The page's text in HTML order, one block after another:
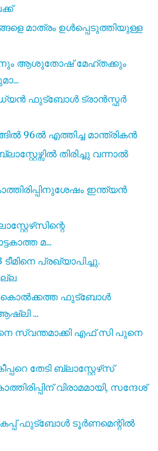
മാത്രം ഉൾപ്പെടുത്തിയുള്ള
ആശുതോഷ്‌ മേഹ്തക്കും
ഫുട്ബോൾ ട്രാൻസ്ഫർ
96ൽ എത്തിച്ച മാന്ത്രികൻ
തിരിച്ചു വന്നാൽ
ഇന്ത്യൻ
മ...
പ്രഖ്യാപിച്ചു.
കൊൽക്കത്ത ഫുട്ബോൾ
...
സ്വന്തമാക്കി എഫ് സി പുനെ
തേടി ബ്ലാസ്റ്റേഴ്‌സ്
വിരാമമായി, സന്ദേശ്
ഫുട്ബോൾ ടൂർണമെന്റിൽ